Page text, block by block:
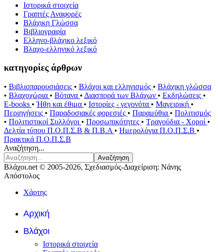
Ιστορικά στοιχεία
Γραπτές Αναφορές
Βλάχικη Γλώσσα
Βιβλιογραφία
Ελληνο-βλάχικο λεξικό
Βλαχο-ελληνικό λεξικό
κατηγορίες άρθρων
• Βιβλιοπαρουσιάσεις • Βλάχοι και ελληνισμός • Βλάχικη γλώσσα
• Βλαχοχώρια • Βότανα • Διασπορά των Βλάχων • Εκδηλώσεις •
E-books •Ήθη και έθιμα • Ιστορίες - γεγονότα • Μαγειρική •
Περιηγήσεις • Παραδοσιακές φορεσιές • Παραμύθια • Πολιτισμός
• Πολιτιστικοί Συλλόγοι • Προσωπικότητες • Τραγούδια - Χοροί •
Δελτία τύπου Π.Ο.Π.Σ.Β & Π.Β.Α • Ημερολόγια Π.Ο.Π.Σ.Β •
Πρακτικά Π.Ο.Π.Σ.Β
Αναζήτηση...
Αναζήτηση
Βλάχοι.net © 2005-2026, Σχεδιασμός-Διαχείριση: Νάνης
Απόστολος
Χάρτης
Αρχική
Βλάχοι
Ιστορικά στοιχεία